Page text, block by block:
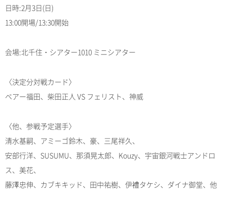
日時:2月3日(日)
13:00開場/13:30開始
会場:北千住・シアター1010 ミニシアター
〈決定分対戦カード〉
ベアー福田、柴田正人 VS フェリスト、神威
〈他、参戦予定選手〉
清水基嗣、アミーゴ鈴木、豪、三尾祥久、
安部行洋、SUSUMU、那須晃太郎、Kouzy、宇宙銀河戦士アンドロ
ス、美花、
藤澤忠伸、カブキキッド、田中祐樹、伊禮タケシ、ダイナ御堂、他